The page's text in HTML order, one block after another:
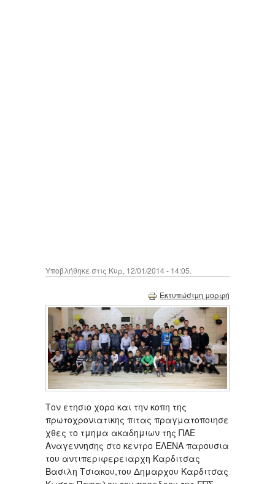
Υποβλήθηκε στις Κυρ, 12/01/2014 - 14:05.
Εκτυπώσιμη μορφή
Τον ετησιο χορο και την κοπη της
πρωτοχρονιατικης πιτας πραγματοποιησε
χθες το τμημα ακαδημιων της ΠΑΕ
Αναγεννησης στο κεντρο ΕΛΕΝΑ παρουσια
του αντιπεριφερειαρχη Καρδιτσας
Βασιλη Τσιακου,του Δημαρχου Καρδιτσας